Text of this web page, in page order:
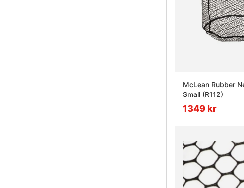
McLean Rubber
Small (R112)
1349 kr